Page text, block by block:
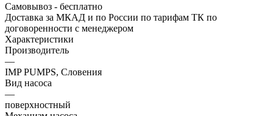
Самовывоз - бесплатно
Доставка за МКАД и по России по тарифам ТК по
договоренности с менеджером
Характеристики
Производитель
—
IMP PUMPS, Словения
Вид насоса
—
поверхностный